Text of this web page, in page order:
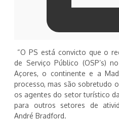
“O PS está convicto que o
de Serviço Público (OSP’s)
Açores, o continente e a
processo, mas são sobretudo
os agentes do setor turístico
para outros setores de
André Bradford.